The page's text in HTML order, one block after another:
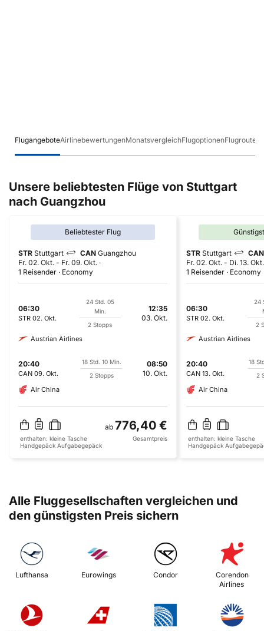
FlugangeboteAirlinebewertungenMonatsvergleichFlugoptionenFlugrouten
Unsere beliebtesten Flüge von Stuttgart
nach Guangzhou
Beliebtester Flug
STR Stuttgart CAN Guangzhou
Fr. 02. Okt. - Fr. 09. Okt.
1 Reisender
Economy
06:30
STR 02. Okt.
24 Std. 05
Min.
2 Stopps
12:35
03. Okt.
Austrian Airlines
20:40
CAN 09. Okt.
18 Std. 10 Min.
2 Stopps
08:50
10. Okt.
Air China
ab 776,40 €
enthalten: kleine Tasche
Handgepäck Aufgabegepäck
Gesamtpreis
STR Stuttgart
CAN
Fr. 02. Okt. - Di. 13. Okt.
1 Reisender
Economy
06:30
STR 02. Okt.
24
2
Austrian Airlines
20:40
CAN 13. Okt.
18
2
Air China
enthalten: kleine Tasche
Handgepäck
Alle Fluggesellschaften vergleichen und
den günstigsten Preis sichern
Lufthansa Eurowings Condor
Corendon
Airlines